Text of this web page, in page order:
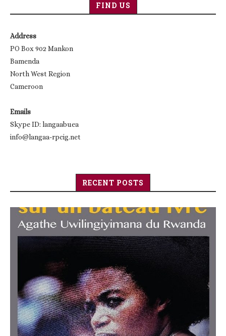
FIND US
Address
PO Box 902 Mankon
Bamenda
North West Region
Cameroon
Emails
Skype ID: langaabuea
info@langaa-rpcig.net
RECENT POSTS